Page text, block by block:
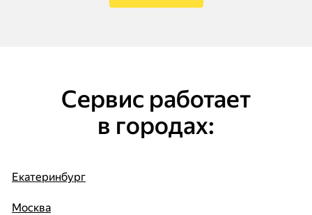
Сервис работает
в городах:
Екатеринбург
Москва